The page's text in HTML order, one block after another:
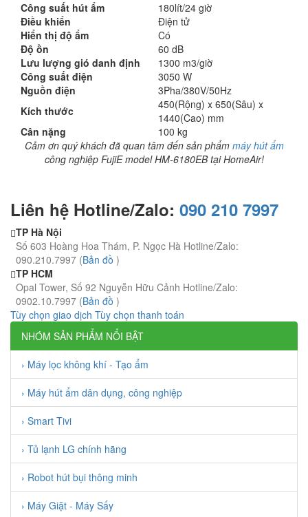
Công suất hút ẩm
180lít/24 giờ
Điều khiển
Điện tử
Hiển thị độ ẩm
Có
Độ ồn
60 dB
Lưu lượng gió danh định
1300 m3/giờ
Công suất điện
3050 W
Nguồn điện
3Pha/380V/50Hz
Kích thước
450(Rộng) x 650(Sâu) x
1440(Cao) mm
Cân nặng
100 kg
Cảm ơn quý khách đã quan tâm đến sản phẩm máy hút ẩm
công nghiệp FujiE model HM-6180EB tại HomeAir!
Liên hệ Hotline/Zalo: 090 210 7997
TP Hà Nội
Số 603 Hoàng Hoa Thám, P. Ngọc Hà Hotline/Zalo:
090.210.7997 (Bản đồ )
TP HCM
Opal Tower, Số 92 Nguyễn Hữu Cảnh Hotline/Zalo:
0902.10.7997 (Bản đồ )
Tùy chọn giao dịch Tùy chọn thanh toán
NHÓM SẢN PHẨM NỔI BẬT
› Máy lọc không khí - Tạo ẩm
› Máy hút ẩm dân dụng, công nghiệp
› Smart Tivi
› Tủ lạnh LG chính hãng
› Robot hút bụi thông minh
› Máy Giặt - Máy Sấy